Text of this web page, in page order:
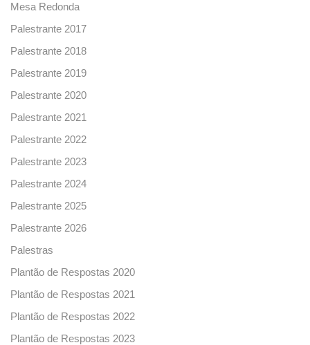
Mesa Redonda
Palestrante 2017
Palestrante 2018
Palestrante 2019
Palestrante 2020
Palestrante 2021
Palestrante 2022
Palestrante 2023
Palestrante 2024
Palestrante 2025
Palestrante 2026
Palestras
Plantão de Respostas 2020
Plantão de Respostas 2021
Plantão de Respostas 2022
Plantão de Respostas 2023